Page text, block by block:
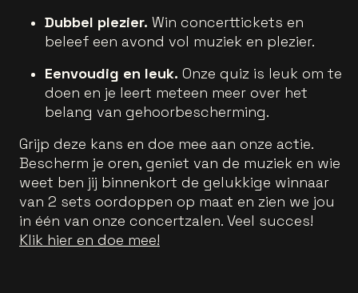
Dubbel plezier. Win concerttickets en
beleef een avond vol muziek en plezier.
Eenvoudig en leuk. Onze quiz is leuk om te
doen en je leert meteen meer over het
belang van gehoorbescherming.
Grijp deze kans en doe mee aan onze actie.
Bescherm je oren, geniet van de muziek en wie
weet ben jij binnenkort de gelukkige winnaar
van 2 sets oordoppen op maat en zien we jou
in één van onze concertzalen. Veel succes!
Klik hier en doe mee!